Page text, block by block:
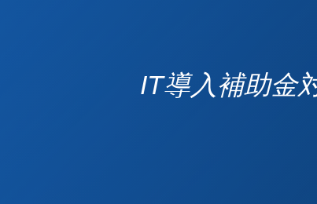
IT導入補助金